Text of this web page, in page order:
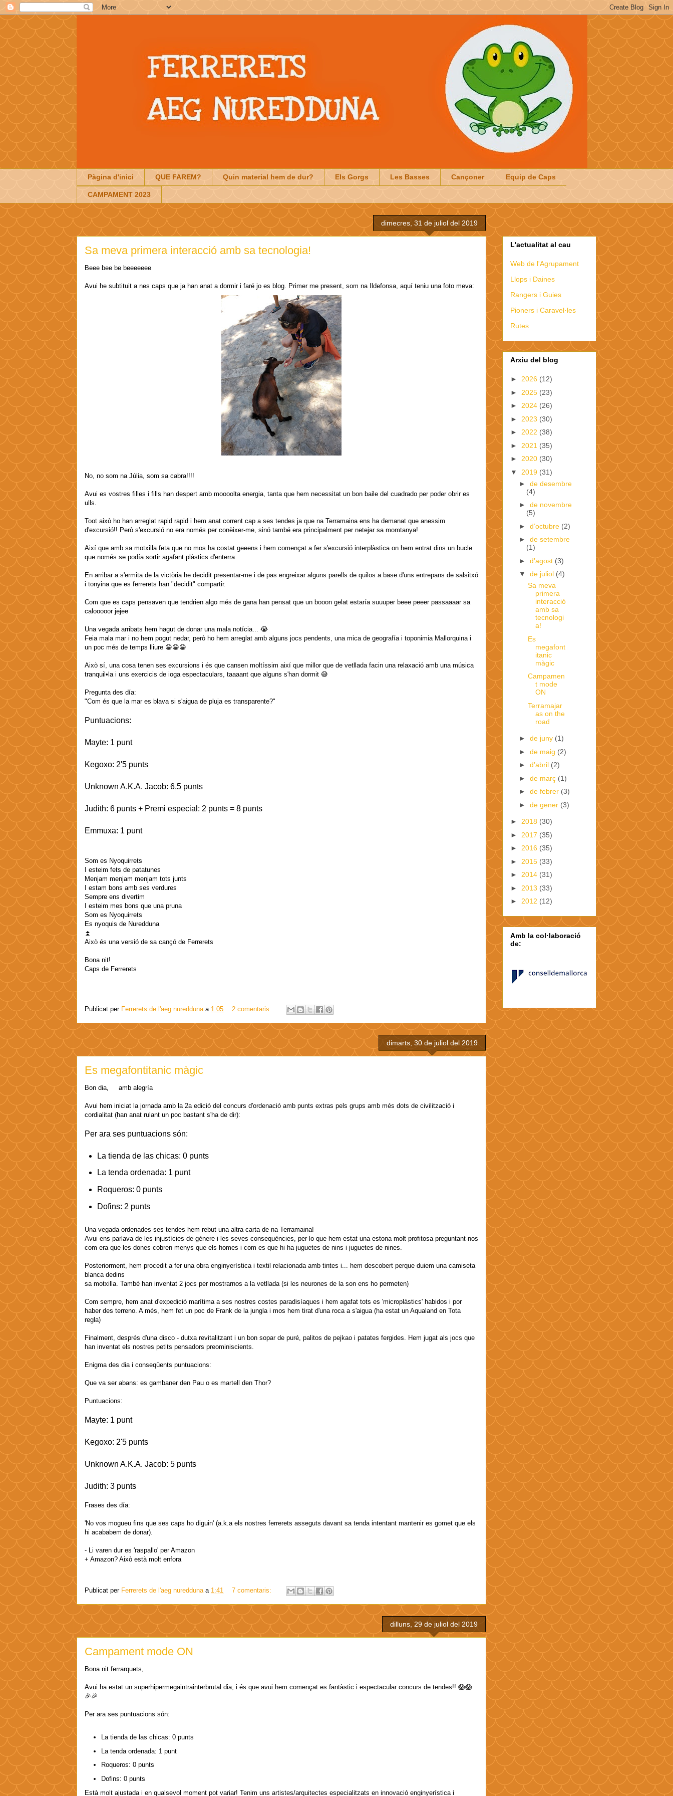
Pàgina d'inici QUE FAREM? Quin material hem de dur? Els Gorgs Les Basses Cançoner Equip de Caps
CAMPAMENT 2023
dimecres, 31 de juliol del 2019
Sa meva primera interacció amb sa tecnologia!
Beee bee be beeeeeee
Avui he subtituit a nes caps que ja han anat a dormir i faré jo es blog. Primer me present, som na Ildefonsa, aquí teniu una foto meva:
No, no som na Júlia, som sa cabra!!!!
Avui es vostres filles i fills han despert amb moooolta energia, tanta que hem necessitat un bon baile del cuadrado per poder obrir es
ulls.
Toot això ho han arreglat rapid rapid i hem anat corrent cap a ses tendes ja que na Terramaina ens ha demanat que anessim
d'excursió!! Però s'excursió no era només per conèixer-me, sinó també era principalment per netejar sa momtanya!
Així que amb sa motxilla feta que no mos ha costat geeens i hem començat a fer s'excursió interplàstica on hem entrat dins un bucle
que només se podía sortir agafant plàstics d'enterra.
En arribar a s'ermita de la victòria he decidit presentar-me i de pas engreixar alguns parells de quilos a base d'uns entrepans de salsitxó
i tonyina que es ferrerets han "decidit" compartir.
Com que es caps pensaven que tendrien algo més de gana han pensat que un booon gelat estaría suuuper beee peeer passaaaar sa
calooooor jejee
Una vegada arribats hem hagut de donar una mala notícia... 😭
Feia mala mar i no hem pogut nedar, però ho hem arreglat amb alguns jocs pendents, una mica de geografía i toponimia Mallorquina i
un poc més de temps lliure 😁😁😁
Això sí, una cosa tenen ses excursions i és que cansen moltíssim així que millor que de vetllada facin una relaxació amb una música
tranquil•la i uns exercicis de ioga espectaculars, taaaant que alguns s'han dormit 😅
Pregunta des día:
"Com és que la mar es blava si s'aigua de pluja es transparente?"
Puntuacions:
Mayte: 1 punt
Kegoxo: 2'5 punts
Unknown A.K.A. Jacob: 6,5 punts
Judith: 6 punts + Premi especial: 2 punts = 8 punts
Emmuxa: 1 punt
Som es Nyoquirrets
I esteim fets de patatunes
Menjam menjam menjam tots junts
I estam bons amb ses verdures
Sempre ens divertim
I esteim mes bons que una pruna
Som es Nyoquirrets
Es nyoquis de Nuredduna
⏫
Això és una versió de sa cançó de Ferrerets
Bona nit!
Caps de Ferrerets
Publicat per Ferrerets de l'aeg nuredduna a 1:05 2 comentaris:
dimarts, 30 de juliol del 2019
Es megafontitanic màgic
Bon dia, amb alegría
Avui hem iniciat la jornada amb la 2a edició del concurs d'ordenació amb punts extras pels grups amb més dots de civilització i
cordialitat (han anat rulant un poc bastant s'ha de dir):
Per ara ses puntuacions són:
La tienda de las chicas: 0 punts
La tenda ordenada: 1 punt
Roqueros: 0 punts
Dofins: 2 punts
Una vegada ordenades ses tendes hem rebut una altra carta de na Terramaina!
Avui ens parlava de les injustícies de gènere i les seves consequències, per lo que hem estat una estona molt profitosa preguntant-nos
com era que les dones cobren menys que els homes i com es que hi ha juguetes de nins i juguetes de nines.
Posteriorment, hem procedit a fer una obra enginyerística i textil relacionada amb tintes i... hem descobert perque duiem una camiseta
blanca dedins
sa motxilla. També han inventat 2 jocs per mostrarnos a la vetllada (si les neurones de la son ens ho permeten)
Com sempre, hem anat d'expedició marítima a ses nostres costes paradisíaques i hem agafat tots es 'microplàstics' habidos i por
haber des terreno. A més, hem fet un poc de Frank de la jungla i mos hem tirat d'una roca a s'aigua (ha estat un Aqualand en Tota
regla)
Finalment, després d'una disco - dutxa revitalitzant i un bon sopar de puré, palitos de pejkao i patates fergides. Hem jugat als jocs que
han inventat els nostres petits pensadors preominiscients.
Enigma des dia i conseqüents puntuacions:
Que va ser abans: es gambaner den Pau o es martell den Thor?
Puntuacions:
Mayte: 1 punt
Kegoxo: 2'5 punts
Unknown A.K.A. Jacob: 5 punts
Judith: 3 punts
Frases des día:
'No vos mogueu fins que ses caps ho diguin' (a.k.a els nostres ferrerets asseguts davant sa tenda intentant mantenir es gomet que els
hi acababem de donar).
- Li varen dur es 'raspallo' per Amazon
+ Amazon? Això està molt enfora
Publicat per Ferrerets de l'aeg nuredduna a 1:41 7 comentaris:
dilluns, 29 de juliol del 2019
Campament mode ON
Bona nit ferrarquets,
Avui ha estat un superhipermegaintrainterbrutal dia, i és que avui hem començat es fantàstic i espectacular concurs de tendes!! 😱😱
🎉🎉
Per ara ses puntuacions són:
La tienda de las chicas: 0 punts
La tenda ordenada: 1 punt
Roqueros: 0 punts
Dofins: 0 punts
Està molt ajustada i en qualsevol moment pot variar! Tenim uns artistes/arquitectes especialitzats en innovació enginyerística i
L'actualitat al cau
Web de l'Agrupament
Llops i Daines
Rangers i Guies
Pioners i Caravel·les
Rutes
Arxiu del blog
► 2026 (12)
► 2025 (23)
► 2024 (26)
► 2023 (30)
► 2022 (38)
► 2021 (35)
► 2020 (30)
▼ 2019 (31)
► de desembre
(4)
► de novembre
(5)
► d’octubre (2)
► de setembre
(1)
► d’agost (3)
▼ de juliol (4)
Sa meva
primera
interacció
amb sa
tecnologi
a!
Es
megafont
itanic
màgic
Campamen
t mode
ON
Terramajar
as on the
road
► de juny (1)
► de maig (2)
► d’abril (2)
► de març (1)
► de febrer (3)
► de gener (3)
► 2018 (30)
► 2017 (35)
► 2016 (35)
► 2015 (33)
► 2014 (31)
► 2013 (33)
► 2012 (12)
Amb la col·laboració
de: